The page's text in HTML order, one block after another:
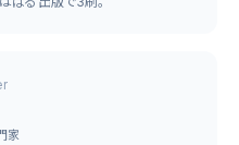
家